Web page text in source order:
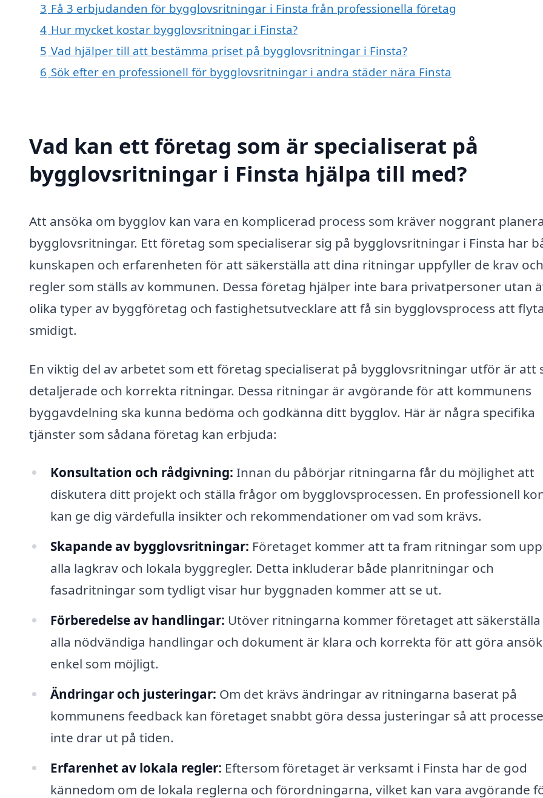
3 Få 3 erbjudanden för bygglovsritningar i Finsta från professionella företag
4 Hur mycket kostar bygglovsritningar i Finsta?
5 Vad hjälper till att bestämma priset på bygglovsritningar i Finsta?
6 Sök efter en professionell för bygglovsritningar i andra städer nära Finsta
Vad kan ett företag som är specialiserat på
bygglovsritningar i Finsta hjälpa till med?
Att ansöka om bygglov kan vara en komplicerad process som kräver noggrant
bygglovsritningar. Ett företag som specialiserar sig på bygglovsritningar i Finsta har
kunskapen och erfarenheten för att säkerställa att dina ritningar uppfyller de krav och
regler som ställs av kommunen. Dessa företag hjälper inte bara privatpersoner utan
olika typer av byggföretag och fastighetsutvecklare att få sin bygglovsprocess att flyta
smidigt.
En viktig del av arbetet som ett företag specialiserat på bygglovsritningar utför är att
detaljerade och korrekta ritningar. Dessa ritningar är avgörande för att kommunens
byggavdelning ska kunna bedöma och godkänna ditt bygglov. Här är några specifika
tjänster som sådana företag kan erbjuda:
Konsultation och rådgivning: Innan du påbörjar ritningarna får du möjlighet att
diskutera ditt projekt och ställa frågor om bygglovsprocessen. En professionell
kan ge dig värdefulla insikter och rekommendationer om vad som krävs.
Skapande av bygglovsritningar: Företaget kommer att ta fram ritningar som
alla lagkrav och lokala byggregler. Detta inkluderar både planritningar och
fasadritningar som tydligt visar hur byggnaden kommer att se ut.
Förberedelse av handlingar: Utöver ritningarna kommer företaget att
alla nödvändiga handlingar och dokument är klara och korrekta för att göra
enkel som möjligt.
Ändringar och justeringar: Om det krävs ändringar av ritningarna baserat på
kommunens feedback kan företaget snabbt göra dessa justeringar så att
inte drar ut på tiden.
Erfarenhet av lokala regler: Eftersom företaget är verksamt i Finsta har de god
kännedom om de lokala reglerna och förordningarna, vilket kan vara avgörande